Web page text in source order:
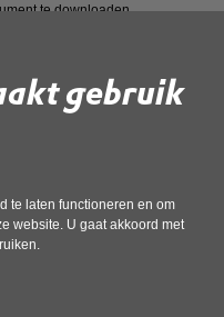
gebruik
te laten functioneren en om
website. U gaat akkoord met
te downloaden.